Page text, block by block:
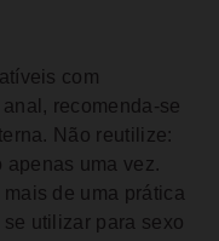
com
recomenda-se
Não reutilize:
apenas uma vez.
de uma prática
utilizar para sexo